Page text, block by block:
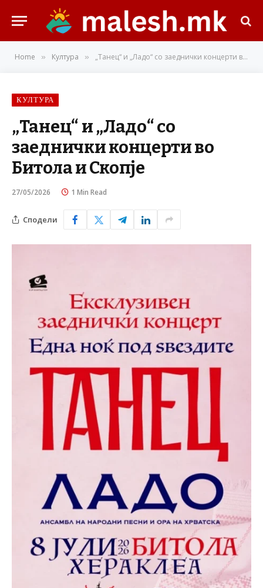
Home » Култура » „Танец“ и „Ладо“ со заеднички концерти во Битола и Скопје
КУЛТУРА
„Танец“ и „Ладо“ со
заеднички концерти во
Битола и Скопје
27/05/2026 1 Min Read
Сподели